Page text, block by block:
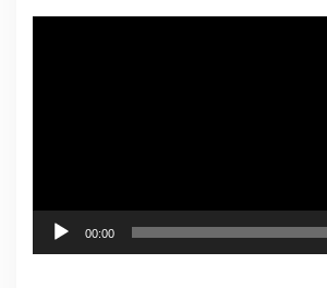
00:00